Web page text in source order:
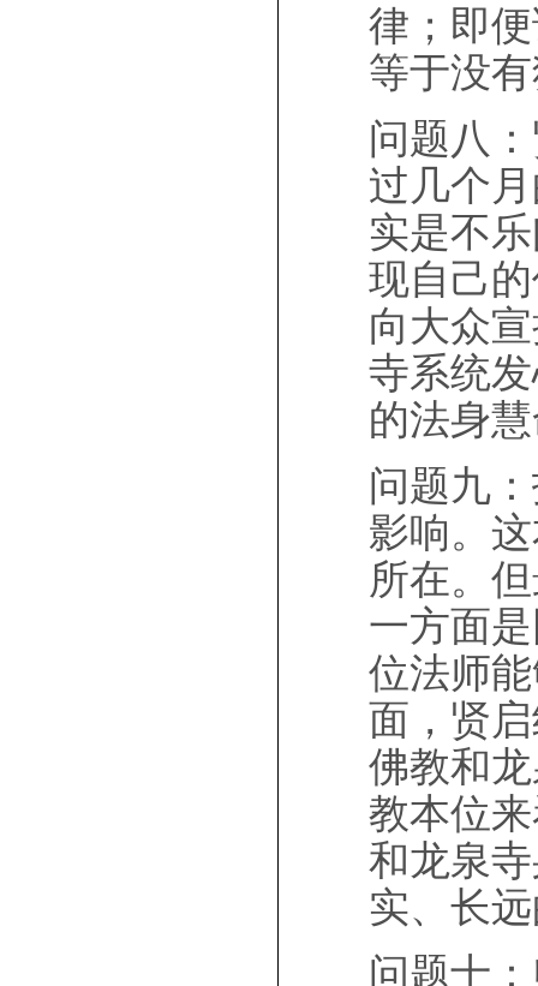
律；即
等于没
问题八
过几个
实是不
现自己
向大众
寺系统
的法身
问题九
影响。
所在。
一方面
位法师
面，贤
佛教和
教本位
和龙泉
实、长
问题十